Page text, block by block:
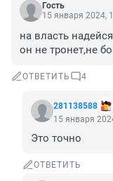
Гость
15 января 2024,
на власть
он не тронет,не
ОТВЕТИТЬ 4
281138588
15 января
Это точно
ОТВЕТИТЬ